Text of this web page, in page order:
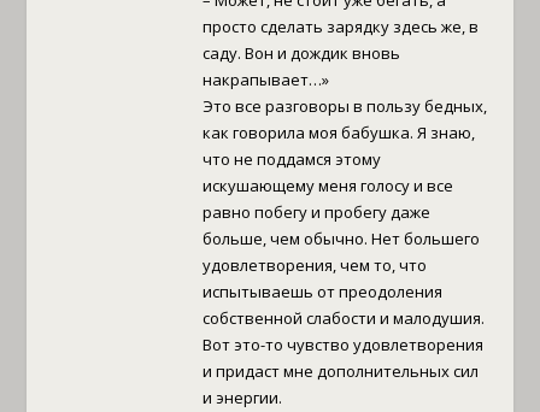
просто сделать зарядку здесь же, в
саду. Вон и дождик вновь
накрапывает…»
Это все разговоры в пользу бедных,
как говорила моя бабушка. Я знаю,
что не поддамся этому
искушающему меня голосу и все
равно побегу и пробегу даже
больше, чем обычно. Нет большего
удовлетворения, чем то, что
испытываешь от преодоления
собственной слабости и малодушия.
Вот это-то чувство удовлетворения
и придаст мне дополнительных сил
и энергии.